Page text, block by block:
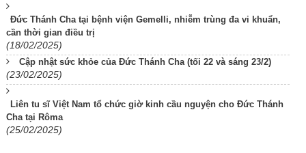
Đức Thánh Cha tại bệnh viện Gemelli, nhiễm trùng đa vi khuẩn,
cần thời gian điều trị
(18/02/2025)
Cập nhật sức khỏe của Đức Thánh Cha (tối 22 và sáng 23/2)
(23/02/2025)
Liên tu sĩ Việt Nam tổ chức giờ kinh cầu nguyện cho Đức Thánh
Cha tại Rôma
(25/02/2025)